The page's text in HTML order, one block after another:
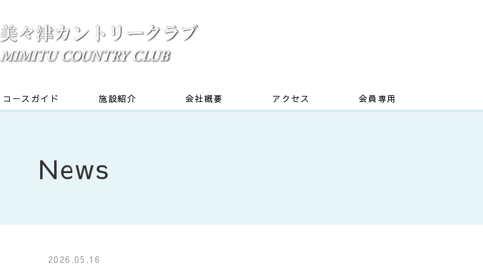
コースガイド 施設紹介 会社概要 アクセス 会員専用
News
2026.05.16